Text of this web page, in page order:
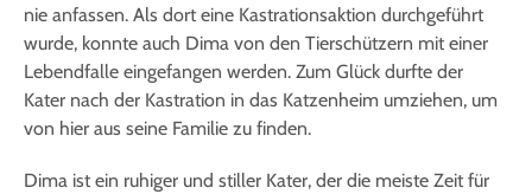
nie anfassen. Als dort eine Kastrationsaktion durchgeführt
wurde, konnte auch Dima von den Tierschützern mit einer
Lebendfalle eingefangen werden. Zum Glück durfte der
Kater nach der Kastration in das Katzenheim umziehen, um
von hier aus seine Familie zu finden.
Dima ist ein ruhiger und stiller Kater, der die meiste Zeit für